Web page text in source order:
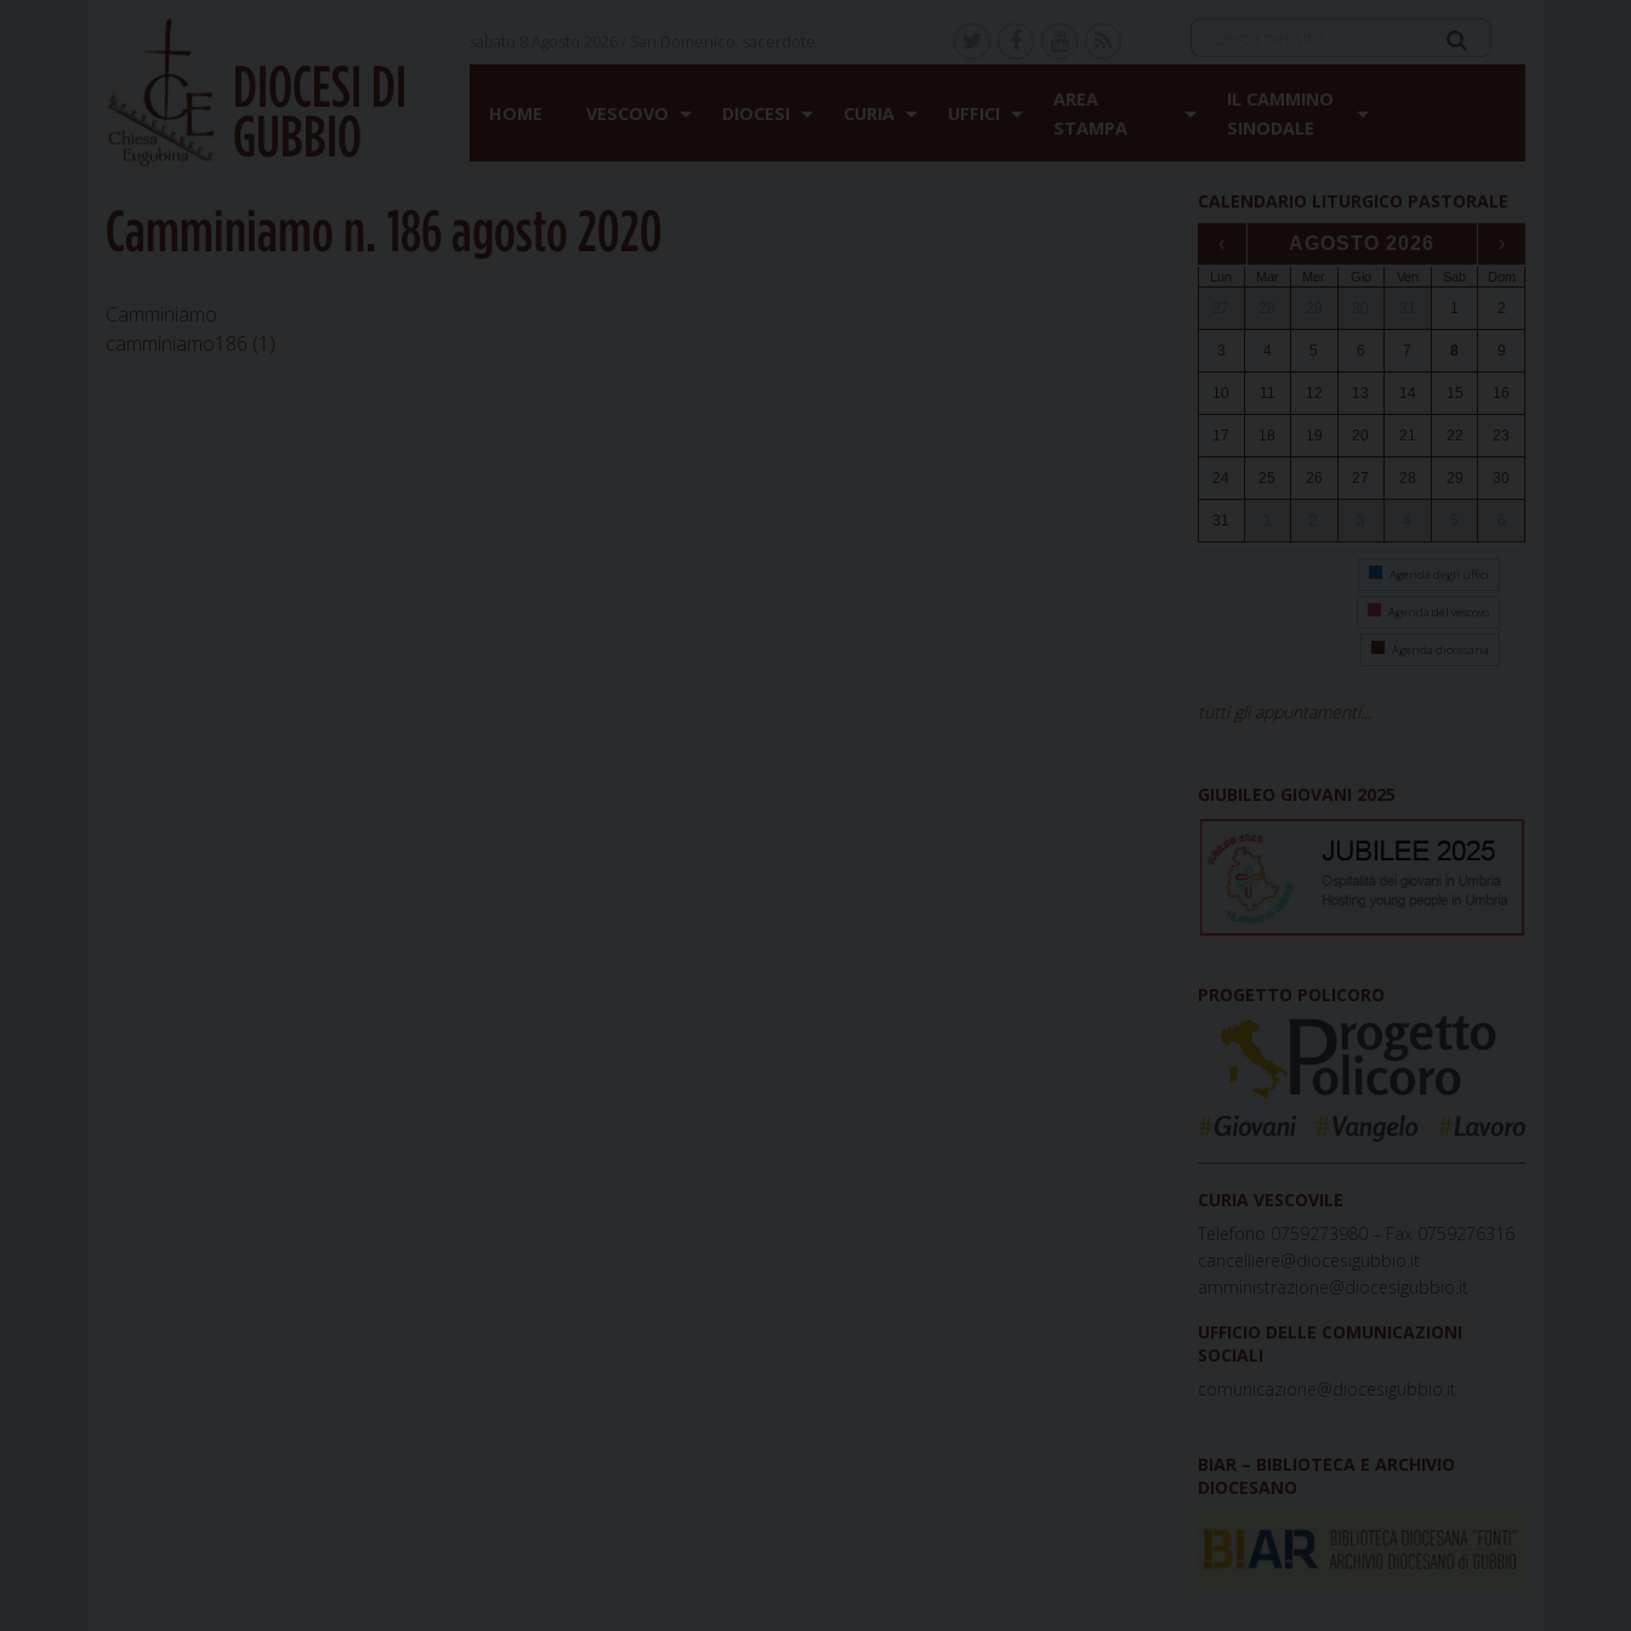
DIOCESI DI
GUBBIO
HOME VESCOVO DIOCESI CURIA UFFICI
AREA
STAMPA
IL CAMMINO
SINODALE
Camminiamo n. 186 agosto 2020
Camminiamo
camminiamo186 (1)
CALENDARIO LITURGICO PASTORALE
‹ AGOSTO 2026 ›
Lun Mar Mer Gio Ven Sab Dom
1 2
3 4 5 6 7 8 9
10 11 12 13 14 15 16
17 18 19 20 21 22 23
24 25 26 27 28 29 30
31
Agenda degli uffici
Agenda del vescovo
Agenda diocesana
tutti gli appuntamenti...
GIUBILEO GIOVANI 2025
PROGETTO POLICORO
CURIA VESCOVILE
Telefono 0759273980 – Fax 0759276316
cancelliere@diocesigubbio.it
amministrazione@diocesigubbio.it
UFFICIO DELLE COMUNICAZIONI
SOCIALI
comunicazione@diocesigubbio.it
BIAR – BIBLIOTECA E ARCHIVIO
DIOCESANO